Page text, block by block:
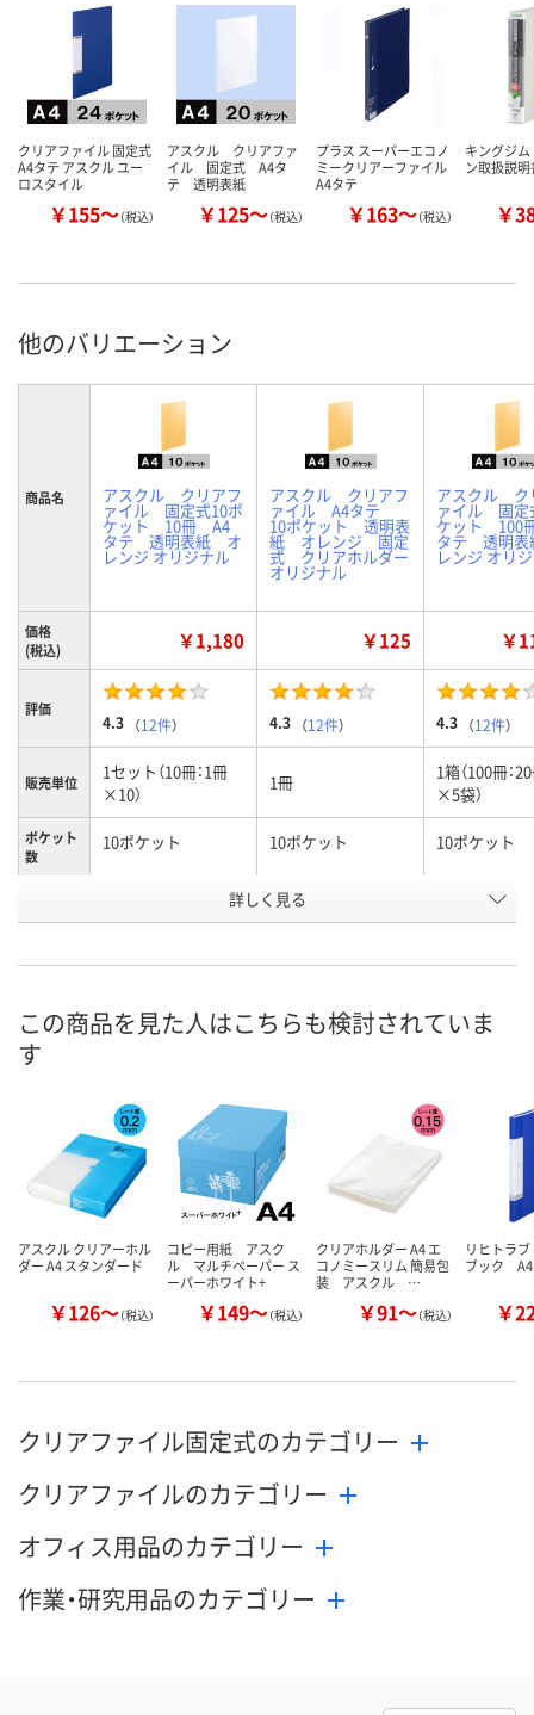
クリアファイル 固定式
A4タテ アスクル ユー
ロスタイル
￥155～（税込）
アスクル クリアファ
イル 固定式 A4タ
テ 透明表紙
￥125～（税込）
プラス スーパーエコノ
ミークリアーファイル
A4タテ
￥163～（税込）
キングジ
ン取扱説
￥
他のバリエーション
商品名 アスクル クリアフ
ァイル 固定式10ポ
ケット 10冊 A4
タテ 透明表紙 オ
レンジ オリジナル
アスクル クリアフ
ァイル A4タテ
10ポケット 透明表
紙 オレンジ 固定
式 クリアホルダー
オリジナル
アスクル ク
ァイル 固定
ケット 100
タテ 透明
レンジ オリ
価格
(税込)
￥1,180 ￥125 ￥
評価
4.3 （12件） 4.3 （12件） 4.3 （12件）
販売単位
1セット（10冊：1冊
×10）
1冊
1箱（100冊：
×5袋）
ポケット
数
10ポケット 10ポケット 10ポケット
オレンジ オレンジ
号
お届け日
数量
カゴへ
数量 数量
カ
詳しく見る
この商品を見た人はこちらも検討されていま
す
アスクル クリアーホル
ダー A4 スタンダード
￥126～（税込）
コピー用紙 アスク
ル マルチペーパー ス
ーパーホワイト+
￥149～（税込）
クリアホルダー A4 エ
コノミースリム 簡易包
装 アスクル …
￥91～（税込）
リヒトラ
ブック A4
￥
クリアファイル固定式のカテゴリー
クリアファイルのカテゴリー
オフィス用品のカテゴリー
作業・研究用品のカテゴリー